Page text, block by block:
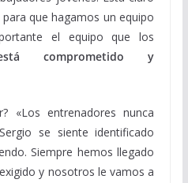
que hagamos un equipo
el equipo que los
comprometido y
«Los entrenadores nunca
se siente identificado
Siempre hemos llegado
y nosotros le vamos a